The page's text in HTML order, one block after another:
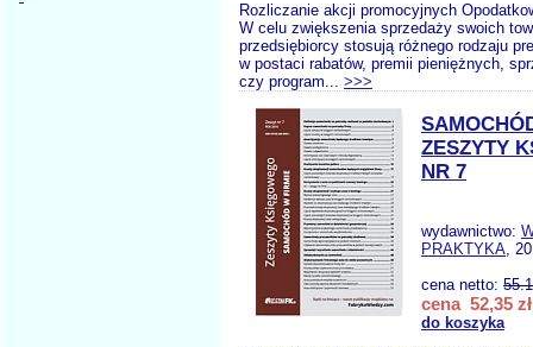
Rozliczanie akcji promocyjnych
W celu zwiększenia sprzedaży swoich
przedsiębiorcy stosują różnego rodzaju
w postaci rabatów, premii pieniężnych,
czy program... >>>
ZESZYTY
NR 7
wydawnictwo:
PRAKTYKA,
cena netto:
cena 52,35 zł
do koszyka